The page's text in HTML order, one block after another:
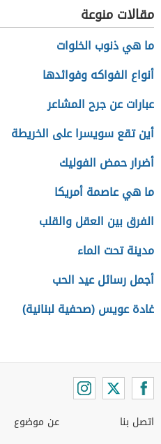
مقالات منوعة
ما هي ذنوب الخلوات
أنواع الفواكه وفوائدها
عبارات عن جرح المشاعر
أين تقع سويسرا على الخريطة
أضرار حمض الفوليك
ما هي عاصمة أمريكا
الفرق بين العقل والقلب
مدينة تحت الماء
أجمل رسائل عيد الحب
غادة عويس (صحفية لبنانية)
اتصل بنا
عن موضوع